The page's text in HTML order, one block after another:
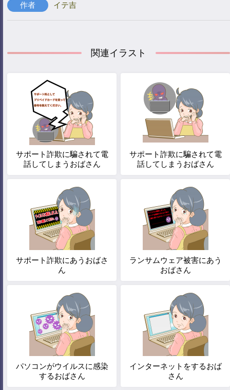
作者 イテ吉
関連イラスト
サポート詐欺に騙されて電
話してしまうおばさん
サポート詐欺に騙されて電
話してしまうおばさん
サポート詐欺にあうおばさ
ん
ランサムウェア被害にあう
おばさん
パソコンがウイルスに感染
するおばさん
インターネットをするおば
さん